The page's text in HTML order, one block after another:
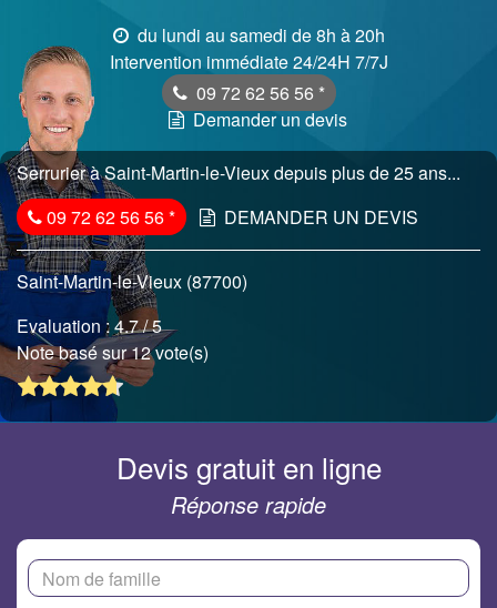
du lundi au samedi de 8h à 20h
Intervention immédiate 24/24H 7/7J
09 72 62 56 56 *
Demander un devis
Serrurier à Saint-Martin-le-Vieux depuis plus de 25 ans...
09 72 62 56 56* DEMANDER UN DEVIS
Saint-Martin-le-Vieux (87700)
Evaluation :4.7/ 5
Note basé sur 12 vote(s)
Devis gratuit en ligne
Réponse rapide